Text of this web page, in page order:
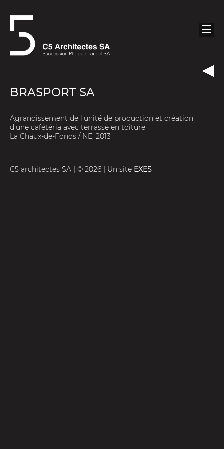
BRASPORT SA
Agrandissement de l'unité de production et création
d'une cafétéria avec terrasse en toiture
La Chaux-de-Fonds / NE, 2013
C5 architectes SA | © 2026 | Un site EXES